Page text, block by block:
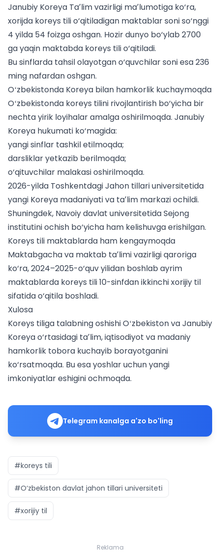
Janubiy Koreya Taʼlim vazirligi maʼlumotiga ko‘ra,
xorijda koreys tili o‘qitiladigan maktablar soni so‘nggi
4 yilda 54 foizga oshgan. Hozir dunyo bo‘ylab 2700
ga yaqin maktabda koreys tili o‘qitiladi.
Bu sinflarda tahsil olayotgan o‘quvchilar soni esa 236
ming nafardan oshgan.
Oʻzbekistonda Koreya bilan hamkorlik kuchaymoqda
Oʻzbekistonda koreys tilini rivojlantirish bo‘yicha bir
nechta yirik loyihalar amalga oshirilmoqda. Janubiy
Koreya hukumati ko‘magida:
yangi sinflar tashkil etilmoqda;
darsliklar yetkazib berilmoqda;
o‘qituvchilar malakasi oshirilmoqda.
2026-yilda Toshkentdagi Jahon tillari universitetida
yangi Koreya madaniyati va taʼlim markazi ochildi.
Shuningdek, Navoiy davlat universitetida Sejong
institutini ochish bo‘yicha ham kelishuvga erishilgan.
Koreys tili maktablarda ham kengaymoqda
Maktabgacha va maktab taʼlimi vazirligi qaroriga
ko‘ra, 2024–2025-o‘quv yilidan boshlab ayrim
maktablarda koreys tili 10-sinfdan ikkinchi xorijiy til
sifatida o‘qitila boshladi.
Xulosa
Koreys tiliga talabning oshishi Oʻzbekiston va Janubiy
Koreya o‘rtasidagi taʼlim, iqtisodiyot va madaniy
hamkorlik tobora kuchayib borayotganini
ko‘rsatmoqda. Bu esa yoshlar uchun yangi
imkoniyatlar eshigini ochmoqda.
Telegram kanalga a'zo bo'ling
#koreys tili
#O‘zbekiston davlat jahon tillari universiteti
#xorijiy til
Reklama